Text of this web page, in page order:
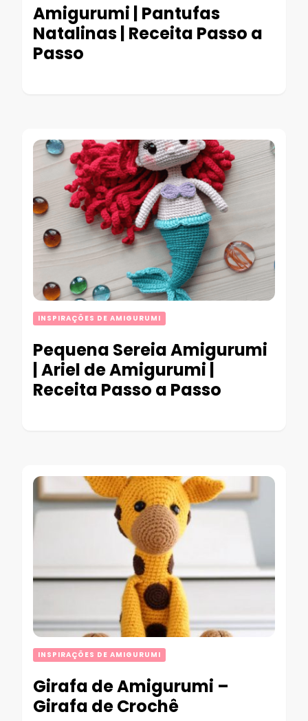
Amigurumi | Pantufas
Natalinas | Receita Passo a
Passo
INSPIRAÇÕES DE AMIGURUMI
Pequena Sereia Amigurumi
| Ariel de Amigurumi |
Receita Passo a Passo
INSPIRAÇÕES DE AMIGURUMI
Girafa de Amigurumi –
Girafa de Crochê